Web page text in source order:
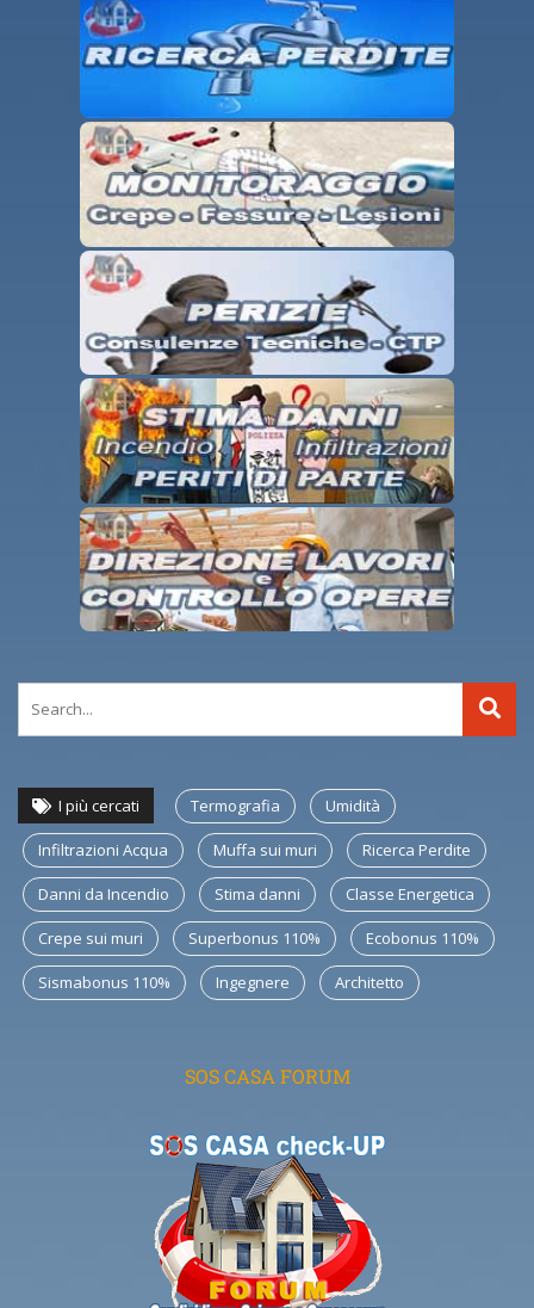
I più cercati Termografia Umidità
Infiltrazioni Acqua Muffa sui muri Ricerca Perdite
Danni da Incendio Stima danni Classe Energetica
Crepe sui muri Superbonus 110% Ecobonus 110%
Sismabonus 110% Ingegnere Architetto
SOS CASA FORUM